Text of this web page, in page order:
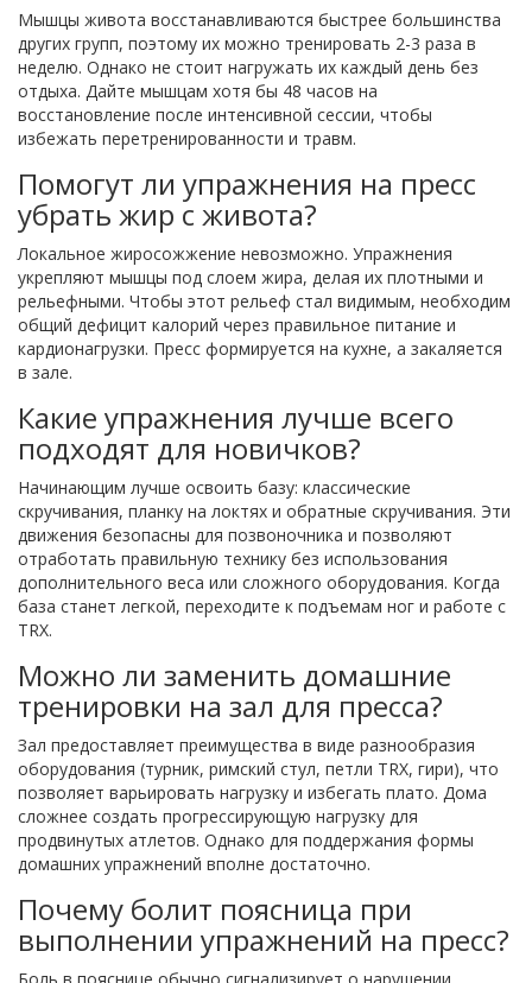
Мышцы живота восстанавливаются быстрее большинства
других групп, поэтому их можно тренировать 2-3 раза в
неделю. Однако не стоит нагружать их каждый день без
отдыха. Дайте мышцам хотя бы 48 часов на
восстановление после интенсивной сессии, чтобы
избежать перетренированности и травм.
Помогут ли упражнения на пресс
убрать жир с живота?
Локальное жиросожжение невозможно. Упражнения
укрепляют мышцы под слоем жира, делая их плотными и
рельефными. Чтобы этот рельеф стал видимым, необходим
общий дефицит калорий через правильное питание и
кардионагрузки. Пресс формируется на кухне, а закаляется
в зале.
Какие упражнения лучше всего
подходят для новичков?
Начинающим лучше освоить базу: классические
скручивания, планку на локтях и обратные скручивания. Эти
движения безопасны для позвоночника и позволяют
отработать правильную технику без использования
дополнительного веса или сложного оборудования. Когда
база станет легкой, переходите к подъемам ног и работе с
TRX.
Можно ли заменить домашние
тренировки на зал для пресса?
Зал предоставляет преимущества в виде разнообразия
оборудования (турник, римский стул, петли TRX, гири), что
позволяет варьировать нагрузку и избегать плато. Дома
сложнее создать прогрессирующую нагрузку для
продвинутых атлетов. Однако для поддержания формы
домашних упражнений вполне достаточно.
Почему болит поясница при
выполнении упражнений на пресс?